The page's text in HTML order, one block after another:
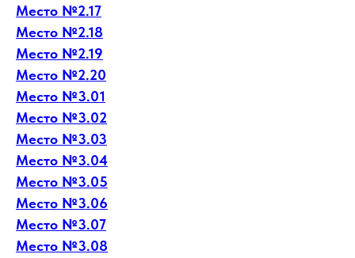
Место №2.17
Место №2.18
Место №2.19
Место №2.20
Место №3.01
Место №3.02
Место №3.03
Место №3.04
Место №3.05
Место №3.06
Место №3.07
Место №3.08